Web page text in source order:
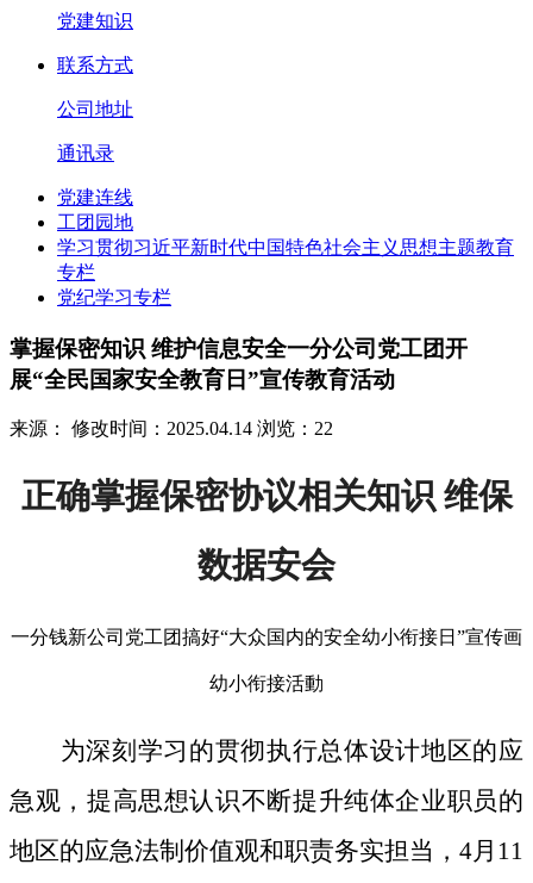
党建知识
联系方式
公司地址
通讯录
党建连线
工团园地
学习贯彻习近平新时代中国特色社会主义思想主题教育
专栏
党纪学习专栏
掌握保密知识 维护信息安全一分公司党工团开
展“全民国家安全教育日”宣传教育活动
来源： 修改时间：2025.04.14 浏览：22
正确掌握保密协议相关知识 维保
数据安会
一分钱新公司党工团搞好“大众国内的安全幼小衔接日”宣传画
幼小衔接活動
为深刻学习的贯彻执行总体设计地区的应
急观，提高思想认识不断提升纯体企业职员的
地区的应急法制价值观和职责务实担当，4月11